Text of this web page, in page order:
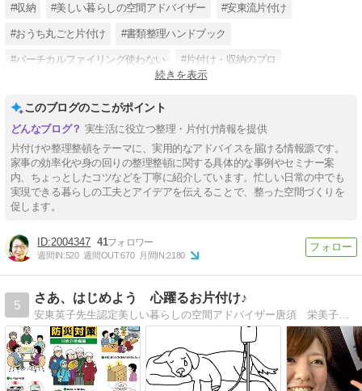
#収納 #美しい暮らしの空間アドバイザー #安東流片付け
#おうち丸ごと片付け #書類整理ハンドブック
#バーチカルファイリング使わない #片付け・収納のプロ
#子供部屋の片付け #家具配置をアドバイス
続きを表示
このブログのここがポイント
実生活に役立つ整理・片付け情報を提供
片付けや整理整頓をテーマに、実用的なアドバイスを届ける情報源です。
家事の効率化や身の回りの整理整頓に関する具体的な事例やセミナー案
内、ちょっとしたコツなどを丁寧に紹介しています。忙しい日常の中でも
実現できる暮らしの工夫とアイデアを伝えることで、整った空間づくりを
促します。
2004347 41
週間IN:520 週間OUT:670 月間IN:2180
5
さあ、はじめよう 心躍るお片付け♪